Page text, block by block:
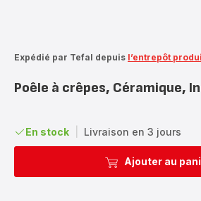
Expédié par Tefal depuis l’entrepôt
Poêle à crêpes, Céramique,
En stock Livraison en 3 jours
Ajouter au